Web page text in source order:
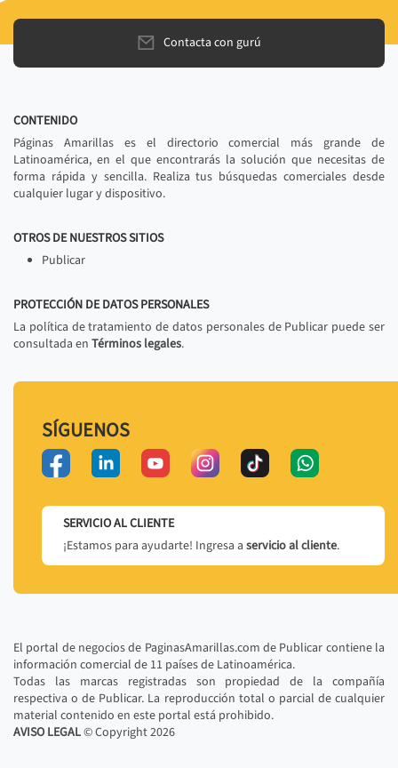
Contacta con gurú
CONTENIDO
Páginas Amarillas es el directorio comercial más grande de
Latinoamérica, en el que encontrarás la solución que necesitas de
forma rápida y sencilla. Realiza tus búsquedas comerciales desde
cualquier lugar y dispositivo.
OTROS DE NUESTROS SITIOS
Publicar
PROTECCIÓN DE DATOS PERSONALES
La política de tratamiento de datos personales de Publicar puede ser
consultada en Términos legales.
SÍGUENOS
SERVICIO AL CLIENTE
¡Estamos para ayudarte! Ingresa a servicio al cliente.
El portal de negocios de PaginasAmarillas.com de Publicar contiene la
información comercial de 11 países de Latinoamérica.
Todas las marcas registradas son propiedad de la compañía
respectiva o de Publicar. La reproducción total o parcial de cualquier
material contenido en este portal está prohibido.
AVISO LEGAL© Copyright2026